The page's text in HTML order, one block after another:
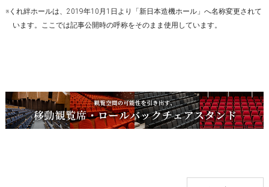
※くれ絆ホールは、2019年10月1日より「新日本造機ホール」へ名称変更されて
います。ここでは記事公開時の呼称をそのまま使用しています。